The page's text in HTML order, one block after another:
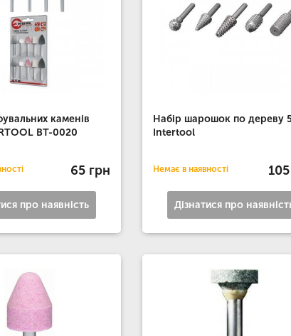
каменів
BT-0020
65 грн
про наявність
Набір шарошок по дереву
Intertool
Немає в наявності
Дізнатися про